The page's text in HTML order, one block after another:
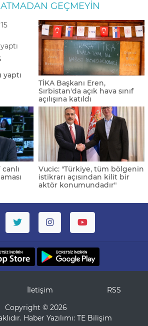
GEÇMEYIN
yaptı
TİKA Başkanı Eren,
Sırbistan'da açık hava sınıf
açılışına katıldı
Vucic: "Türkiye, tüm bölgenin
istikrarı açısından kilit bir
aktör konumundadır"
İletişim
RSS
Copyright © 2026
Haber Yazılımı: TE Bilişim